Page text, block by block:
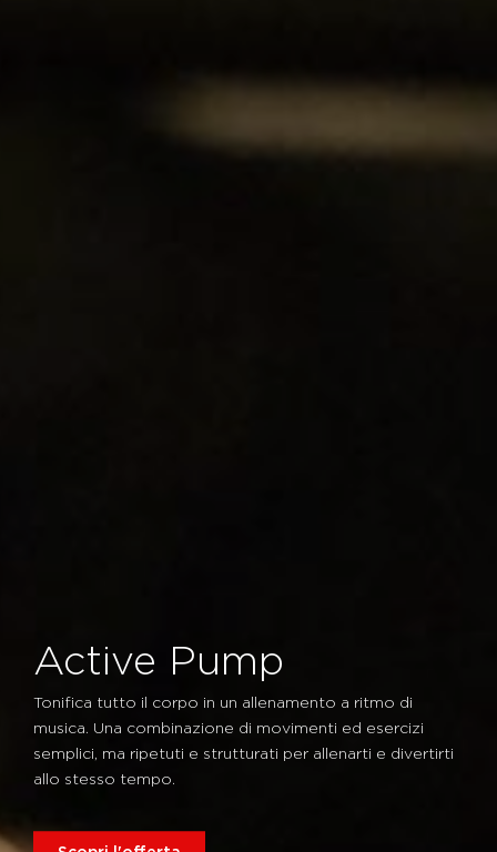
Active Pump
Tonifica tutto il corpo in un allenamento a ritmo di
musica. Una combinazione di movimenti ed esercizi
semplici, ma ripetuti e strutturati per allenarti e divertirti
allo stesso tempo.